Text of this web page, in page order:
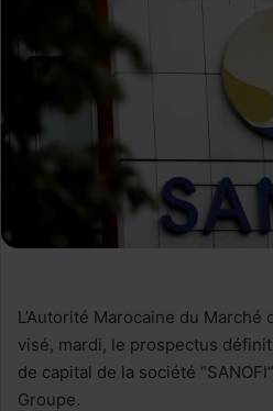
L’Autorité Marocaine du Marché
visé, mardi, le prospectus
de capital de la société
Groupe.